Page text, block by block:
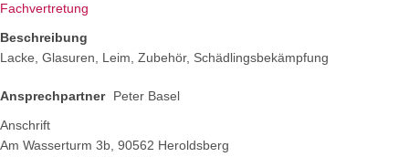
Fachvertretung
Beschreibung
Lacke, Glasuren, Leim, Zubehör, Schädlingsbekämpfung
Ansprechpartner
Peter Basel
Anschrift
Am Wasserturm 3b, 90562 Heroldsberg